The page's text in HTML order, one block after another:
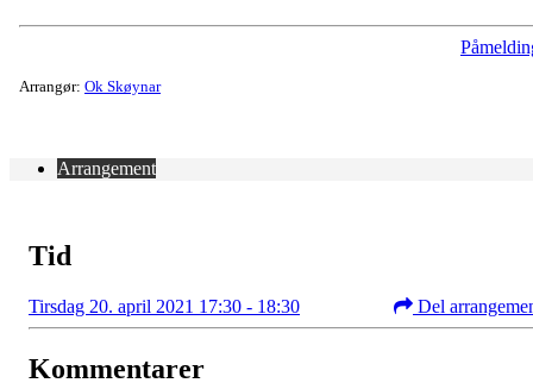
Arrangør: Ok Skøynar
Arrangement
Tid
Tirsdag 20. april 2021 17:30 - 18:30 Del
Kommentarer